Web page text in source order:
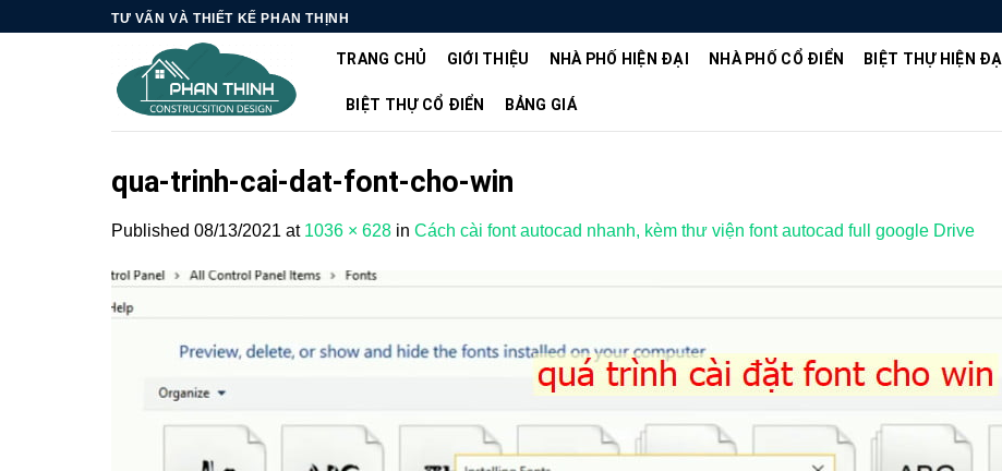
TƯ VẤN VÀ THIẾT KẾ PHAN THỊNH
TRANG CHỦ GIỚI THIỆU NHÀ PHỐ HIỆN ĐẠI NHÀ PHỐ CỔ ĐIỂN BIỆT THỰ HIỆN ĐẠI
BIỆT THỰ CỔ ĐIỂN BẢNG GIÁ
qua-trinh-cai-dat-font-cho-win
Published 08/13/2021 at 1036 × 628 in Cách cài font autocad nhanh, kèm thư viện font autocad full google Drive